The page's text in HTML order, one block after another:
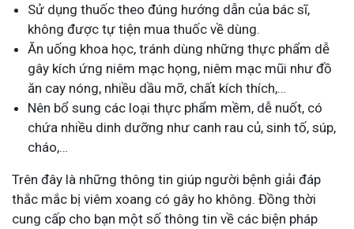
Sử dụng thuốc theo đúng hướng dẫn của bác sĩ,
không được tự tiện mua thuốc về dùng.
Ăn uống khoa học, tránh dùng những thực phẩm dễ
gây kích ứng niêm mạc họng, niêm mạc mũi như đồ
ăn cay nóng, nhiều dầu mỡ, chất kích thích,…
Nên bổ sung các loại thực phẩm mềm, dễ nuốt, có
chứa nhiều dinh dưỡng như canh rau củ, sinh tố, súp,
cháo,…
Trên đây là những thông tin giúp người bệnh giải đáp
thắc mắc bị viêm xoang có gây ho không. Đồng thời
cung cấp cho bạn một số thông tin về các biện pháp